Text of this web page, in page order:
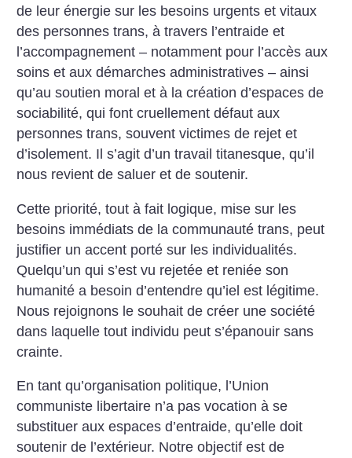
de leur énergie sur les besoins urgents et vitaux
des personnes trans, à travers l’entraide et
l’accompagnement – notamment pour l’accès aux
soins et aux démarches administratives – ainsi
qu’au soutien moral et à la création d’espaces de
sociabilité, qui font cruellement défaut aux
personnes trans, souvent victimes de rejet et
d’isolement. Il s’agit d’un travail titanesque, qu’il
nous revient de saluer et de soutenir.
Cette priorité, tout à fait logique, mise sur les
besoins immédiats de la communauté trans, peut
justifier un accent porté sur les individualités.
Quelqu’un qui s’est vu rejetée et reniée son
humanité a besoin d’entendre qu’iel est légitime.
Nous rejoignons le souhait de créer une société
dans laquelle tout individu peut s’épanouir sans
crainte.
En tant qu’organisation politique, l’Union
communiste libertaire n’a pas vocation à se
substituer aux espaces d’entraide, qu’elle doit
soutenir de l’extérieur. Notre objectif est de